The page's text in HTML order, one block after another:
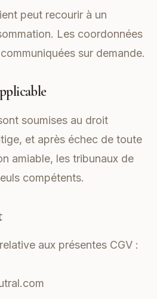
peut recourir à un
Les coordonnées
sur demande.
soumises au droit
et après échec de toute
amiable, les tribunaux de
compétents.
aux présentes CGV :